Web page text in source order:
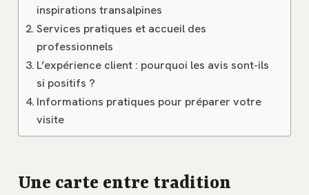
inspirations transalpines
Services pratiques et accueil des
professionnels
L’expérience client : pourquoi les avis sont-ils
si positifs ?
Informations pratiques pour préparer votre
visite
Une carte entre tradition